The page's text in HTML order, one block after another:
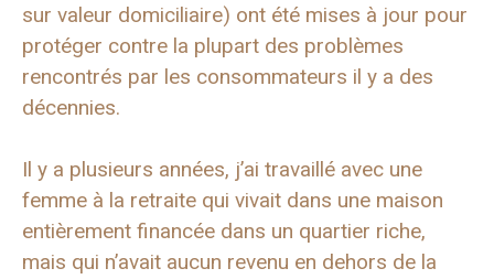
sur valeur domiciliaire) ont été mises à jour pour
protéger contre la plupart des problèmes
rencontrés par les consommateurs il y a des
décennies.
Il y a plusieurs années, j’ai travaillé avec une
femme à la retraite qui vivait dans une maison
entièrement financée dans un quartier riche,
mais qui n’avait aucun revenu en dehors de la